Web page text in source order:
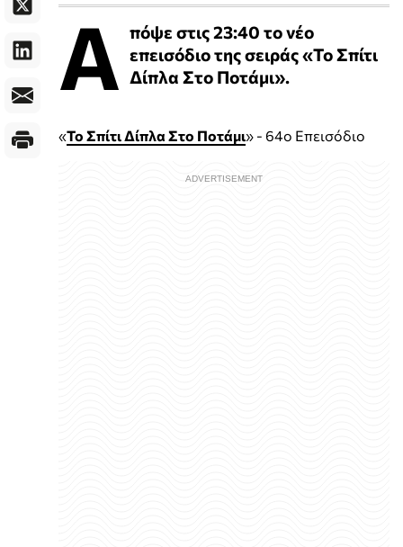
Α πόψε στις 23:40 το νέο
επεισόδιο της σειράς «Το Σπίτι
Δίπλα Στο Ποτάμι».
«Το Σπίτι Δίπλα Στο Ποτάμι» - 64ο Επεισόδιο